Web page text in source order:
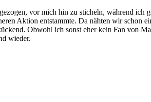
vor mich hin zu sticheln, während
Aktion entstammte. Da nähten wir schon
Obwohl ich sonst eher kein Fan von
wieder.